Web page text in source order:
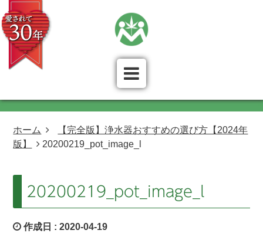
ホーム
【完全版】浄水器おすすめの選び方【2024年
版】
20200219_pot_image_l
20200219_pot_image_l
作成日 :2020-04-19